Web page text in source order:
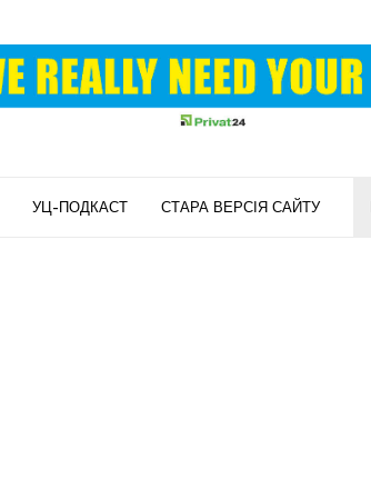
УЦ-ПОДКАСТ СТАРА ВЕРСІЯ САЙТУ